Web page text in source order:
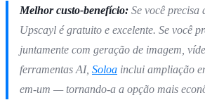
Melhor custo-benefício: Se você precisa
Upscayl é gratuito e excelente. Se você
juntamente com geração de imagem,
ferramentas AI, Soloa inclui ampliação
em-um — tornando-a a opção mais